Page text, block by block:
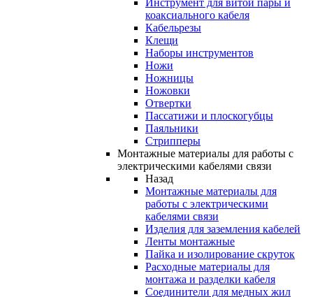
Инструмент для витой пары и
коаксиального кабеля
Кабельрезы
Клещи
Наборы инструментов
Ножи
Ножницы
Ножовки
Отвертки
Пассатижи и плоскогубцы
Паяльники
Стрипперы
Монтажные материалы для работы с
электрическими кабелями связи
Назад
Монтажные материалы для
работы с электрическими
кабелями связи
Изделия для заземления кабелей
Ленты монтажные
Пайка и изолирование скруток
Расходные материалы для
монтажа и разделки кабеля
Соединители для медных жил